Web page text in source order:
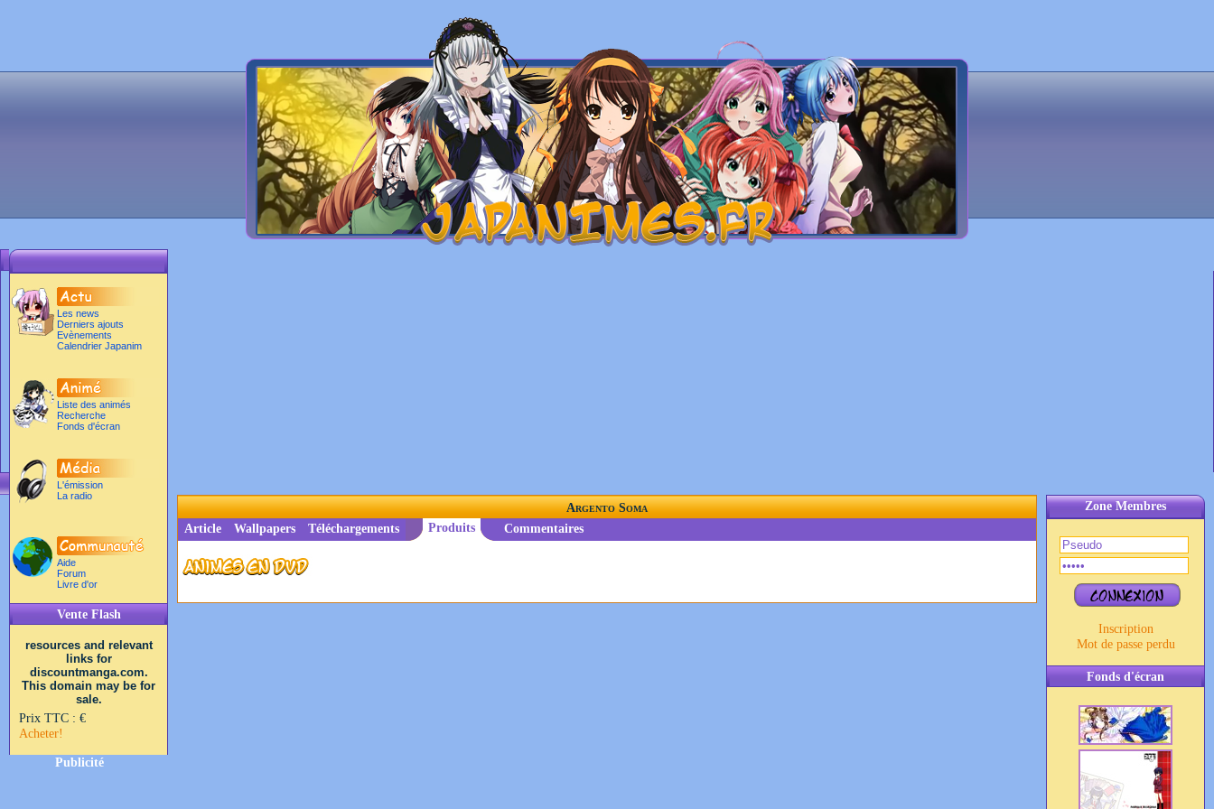
Les news
Derniers ajouts
Evènements
Calendrier Japanim
Liste des animés
Recherche
Fonds d'écran
L'émission
La radio
Aide
Forum
Livre d'or
Vente Flash
resources and relevant
links for
discountmanga.com.
This domain may be for
sale.
Prix TTC : €
Acheter!
Publicité
Zone Membres
Inscription
Mot de passe perdu
Fonds d'écran
Argento Soma
Article Wallpapers Téléchargements Produits Commentaires